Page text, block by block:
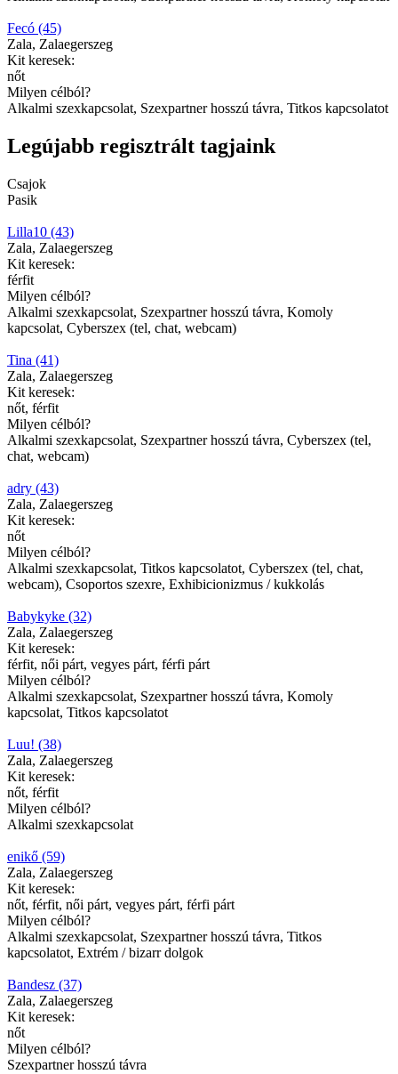
Fecó (45)
Zala, Zalaegerszeg
Kit keresek:
nőt
Milyen célból?
Alkalmi szexkapcsolat, Szexpartner hosszú távra, Titkos kapcsolatot
Legújabb regisztrált tagjaink
Csajok
Pasik
Lilla10 (43)
Zala, Zalaegerszeg
Kit keresek:
férfit
Milyen célból?
Alkalmi szexkapcsolat, Szexpartner hosszú távra, Komoly
kapcsolat, Cyberszex (tel, chat, webcam)
Tina (41)
Zala, Zalaegerszeg
Kit keresek:
nőt, férfit
Milyen célból?
Alkalmi szexkapcsolat, Szexpartner hosszú távra, Cyberszex (tel,
chat, webcam)
adry (43)
Zala, Zalaegerszeg
Kit keresek:
nőt
Milyen célból?
Alkalmi szexkapcsolat, Titkos kapcsolatot, Cyberszex (tel, chat,
webcam), Csoportos szexre, Exhibicionizmus / kukkolás
Babykyke (32)
Zala, Zalaegerszeg
Kit keresek:
férfit, női párt, vegyes párt, férfi párt
Milyen célból?
Alkalmi szexkapcsolat, Szexpartner hosszú távra, Komoly
kapcsolat, Titkos kapcsolatot
Luu! (38)
Zala, Zalaegerszeg
Kit keresek:
nőt, férfit
Milyen célból?
Alkalmi szexkapcsolat
enikő (59)
Zala, Zalaegerszeg
Kit keresek:
nőt, férfit, női párt, vegyes párt, férfi párt
Milyen célból?
Alkalmi szexkapcsolat, Szexpartner hosszú távra, Titkos
kapcsolatot, Extrém / bizarr dolgok
Bandesz (37)
Zala, Zalaegerszeg
Kit keresek:
nőt
Milyen célból?
Szexpartner hosszú távra